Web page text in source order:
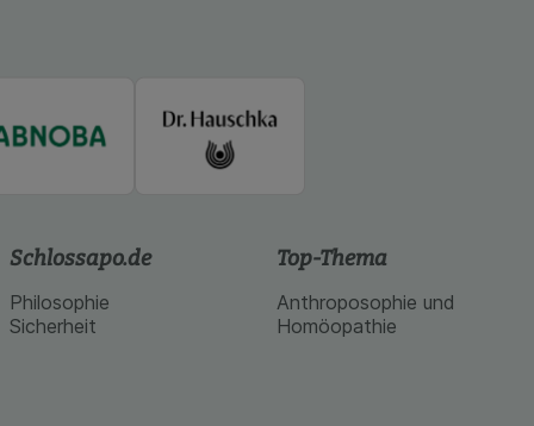
Schlossapo.de
Philosophie
Sicherheit
Top-Thema
Anthroposophie und
Homöopathie